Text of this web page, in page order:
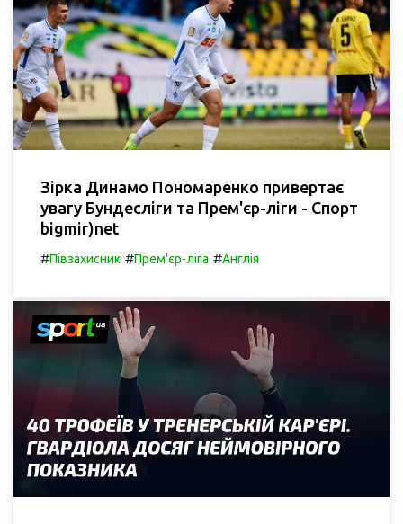
Зірка Динамо Пономаренко привертає
увагу Бундесліги та Прем'єр-ліги - Спорт
bigmir)net
#Півзахисник #Прем'єр-ліга #Англія